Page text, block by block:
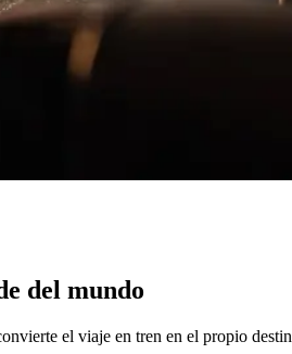
del mundo
el viaje en tren en el propio